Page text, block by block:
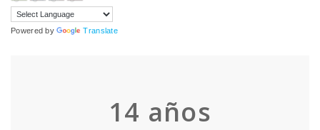
Powered by Translate
14 años